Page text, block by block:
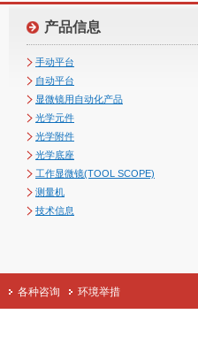
产品信息
手动平台
自动平台
显微镜用自动化产品
光学元件
光学附件
光学底座
工作显微镜(TOOL SCOPE)
测量机
技术信息
各种咨询 环境举措